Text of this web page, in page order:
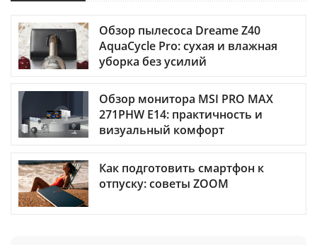
Обзор пылесоса Dreame Z40
AquaCycle Pro: сухая и влажная
уборка без усилий
Обзор монитора MSI PRO MAX
271PHW E14: практичность и
визуальный комфорт
Как подготовить смартфон к
отпуску: советы ZOOM